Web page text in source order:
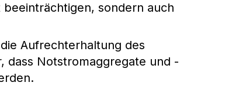
sondern auch
Aufrechterhaltung des
dass Notstromaggregate und -